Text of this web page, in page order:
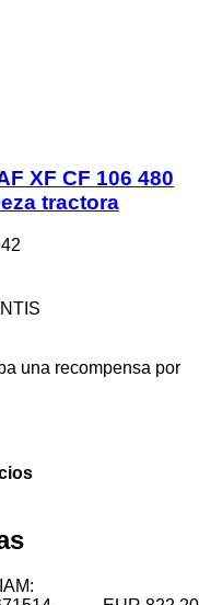
XF CF 106 480
tractora
una recompensa por